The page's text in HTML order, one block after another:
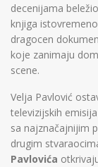
decenijama
knjiga
dragocen
koje zanimaju
scene.
Velja Pavlović
televizijskih emisija
sa najznačajnijim
drugim
Pavlovića